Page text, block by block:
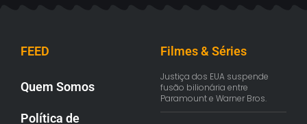
FEED
Quem Somos
Política de
Filmes & Séries
Justiça dos EUA suspende
fusão bilionária entre
Paramount e Warner Bros.